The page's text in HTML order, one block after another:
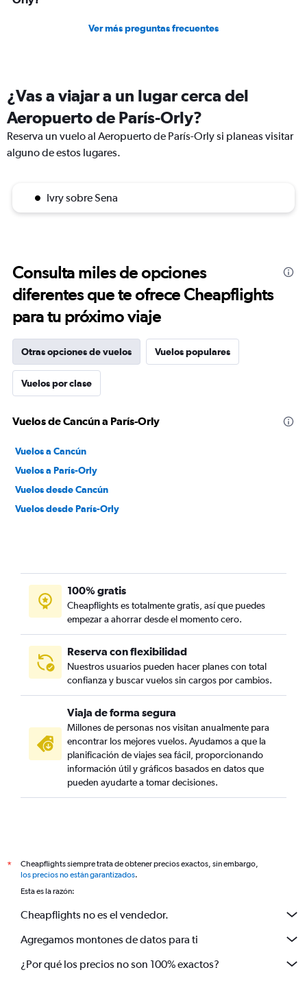
Ver más preguntas frecuentes
¿Vas a viajar a un lugar cerca del
Aeropuerto de París-Orly?
Reserva un vuelo al Aeropuerto de París-Orly si planeas visitar
alguno de estos lugares.
Ivry sobre Sena
Consulta miles de opciones
diferentes que te ofrece Cheapflights
para tu próximo viaje
Otras opciones de vuelos Vuelos populares
Vuelos por clase
Vuelos de Cancún a París-Orly
Vuelos a Cancún
Vuelos a París-Orly
Vuelos desde Cancún
Vuelos desde París-Orly
100% gratis
Cheapflights es totalmente gratis, así que puedes
empezar a ahorrar desde el momento cero.
Reserva con flexibilidad
Nuestros usuarios pueden hacer planes con total
confianza y buscar vuelos sin cargos por cambios.
Viaja de forma segura
Millones de personas nos visitan anualmente para
encontrar los mejores vuelos. Ayudamos a que la
planificación de viajes sea fácil, proporcionando
información útil y gráficos basados en datos que
pueden ayudarte a tomar decisiones.
*
Cheapflights siempre trata de obtener precios exactos, sin embargo,
los precios no están garantizados.
Esta es la razón:
Cheapflights no es el vendedor.
Agregamos montones de datos para ti
¿Por qué los precios no son 100% exactos?